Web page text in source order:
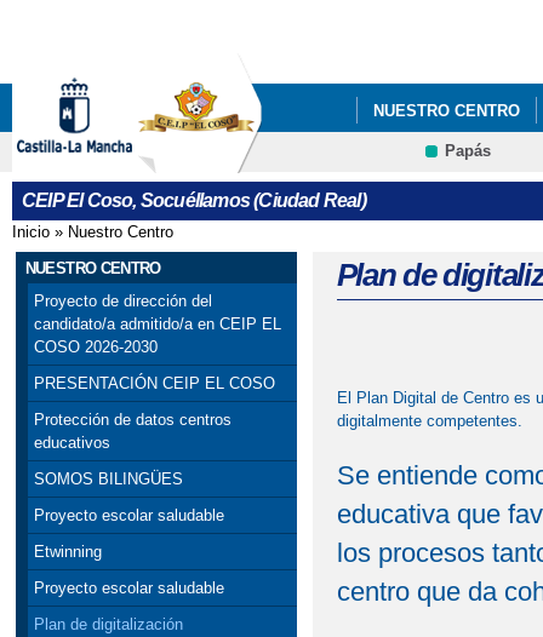
NUESTRO CENTRO
PROCESO DE
Papás
CEIP El Coso, Socuéllamos (Ciudad Real)
Se encuentra usted aquí
Inicio » Nuestro Centro
NUESTRO CENTRO
Proyecto de dirección del
candidato/a admitido/a en CEIP EL
COSO 2026-2030
PRESENTACIÓN CEIP EL COSO
Protección de datos centros
educativos
SOMOS BILINGÜES
Proyecto escolar saludable
Etwinning
Proyecto escolar saludable
Plan de digitalización
Plan de
El Plan Digital de Centro es
digitalmente competentes.
Se entiende
educativa que
los procesos
centro que da